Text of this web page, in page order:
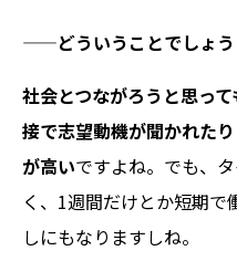
——どういうことでしょう
社会とつながろうと思っ
接で志望動機が聞かれた
が高いですよね。でも、
く、1週間だけとか短期
しにもなりますしね。